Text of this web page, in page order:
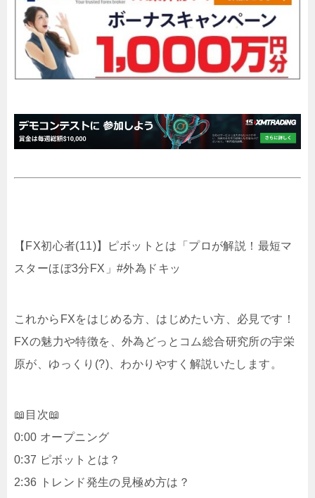
【FX初心者(11)】ピボットとは「プロが解説！最短マ
スターほぼ3分FX」#外為ドキッ
これからFXをはじめる方、はじめたい方、必見です！
FXの魅力や特徴を、外為どっとコム総合研究所の宇栄
原が、ゆっくり(?)、わかりやすく解説いたします。
📖目次📖
0:00 オープニング
0:37 ピボットとは？
2:36 トレンド発生の見極め方は？